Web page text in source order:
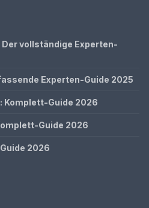
vollständige Experten-
Experten-Guide 2025
Komplett-Guide 2026
Guide 2026
2026